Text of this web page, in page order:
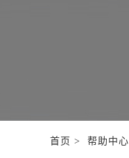
首页 > 帮助中心